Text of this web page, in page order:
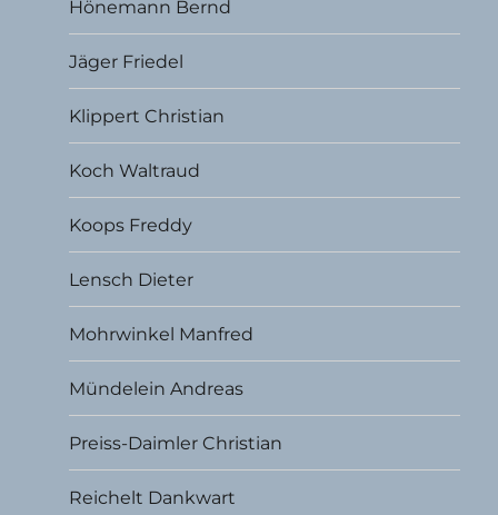
Hönemann Bernd
Jäger Friedel
Klippert Christian
Koch Waltraud
Koops Freddy
Lensch Dieter
Mohrwinkel Manfred
Mündelein Andreas
Preiss-Daimler Christian
Reichelt Dankwart